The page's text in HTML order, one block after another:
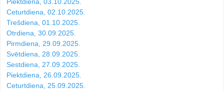
Ceturtdiena, 02.10.2025.
Trešdiena, 01.10.2025.
Otrdiena, 30.09.2025.
Pirmdiena, 29.09.2025.
Svētdiena, 28.09.2025.
Sestdiena, 27.09.2025.
Piektdiena, 26.09.2025.
Ceturtdiena, 25.09.2025.